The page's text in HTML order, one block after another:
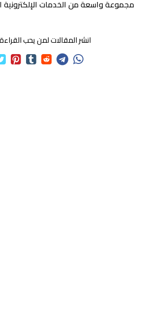
مجموعة واسعة من الخدمات الإلكترونية
انشر المقالات لمن يحب